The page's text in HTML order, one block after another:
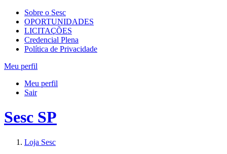
Sobre o Sesc
OPORTUNIDADES
LICITAÇÕES
Credencial Plena
Política de Privacidade
Meu perfil
Meu perfil
Sair
Sesc SP
Loja Sesc